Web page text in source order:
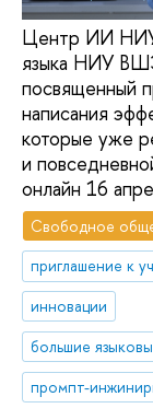
Центр ИИ НИУ
языка НИУ
посвященный
написания
которые уже
и
онлайн 16
Свободное
приглашение к
инновации
большие
промпт-